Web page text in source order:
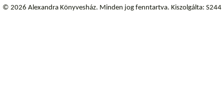
© 2026 Alexandra Könyvesház. Minden jog fenntartva. Kiszolgálta: S244